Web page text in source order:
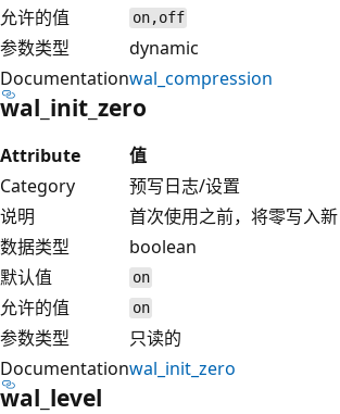
允许的值 on,off
参数类型
dynamic
Documentationwal_compression
wal_init_zero
Attribute
值
Category
预写日志/设置
说明
首次使用之前，将零写入新
数据类型
boolean
默认值
on
允许的值 on
参数类型
只读的
Documentationwal_init_zero
wal_level